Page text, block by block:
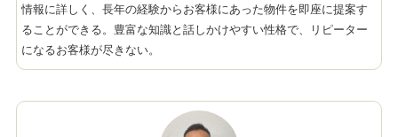
情報に詳しく、長年の経験からお客様にあった物件を即座に提案す
ることができる。豊富な知識と話しかけやすい性格で、リピーター
になるお客様が尽きない。